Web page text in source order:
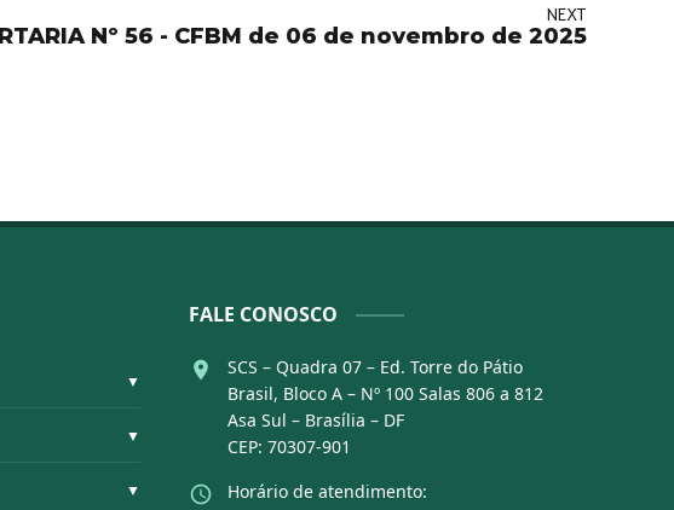
NEXT
Nº 56 - CFBM de 06 de novembro de 2025
▼
▼
▼
FALE CONOSCO
SCS – Quadra 07 – Ed. Torre do Pátio
Brasil, Bloco A – Nº 100 Salas 806 a 812
Asa Sul – Brasília – DF
CEP: 70307-901
Horário de atendimento: